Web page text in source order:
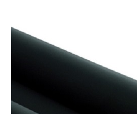
HERITAGE
MILANO